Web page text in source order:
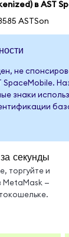
в AST
ASTSon
не
знаки
секунды
торгуйте и
MetaMask —